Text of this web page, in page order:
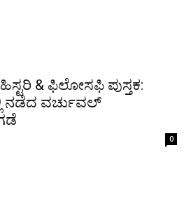
& ಫಿಲೋಸಫಿ ಪುಸ್ತಕ:
ನಡೆದ ವರ್ಚುವಲ್
0